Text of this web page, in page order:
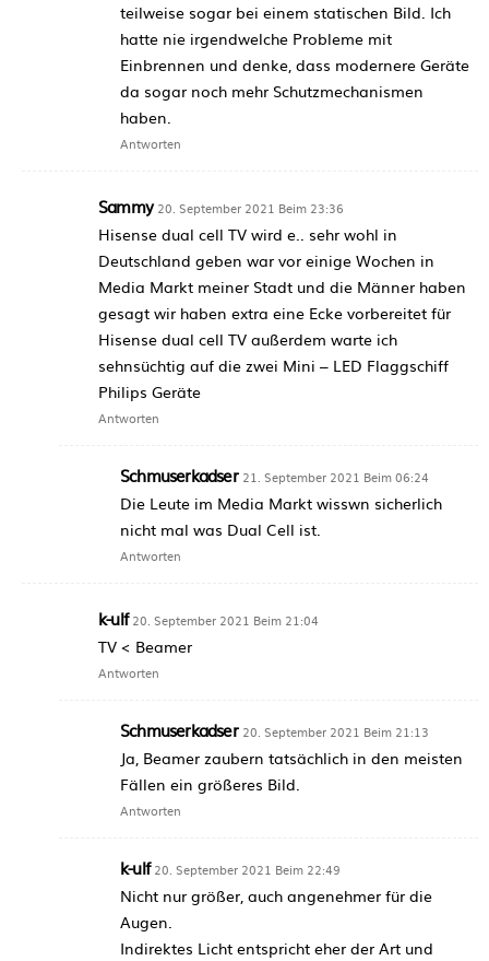
teilweise sogar bei einem statischen Bild. Ich
hatte nie irgendwelche Probleme mit
Einbrennen und denke, dass modernere Geräte
da sogar noch mehr Schutzmechanismen
haben.
Antworten
Sammy 20. September 2021 Beim 23:36
Hisense dual cell TV wird e.. sehr wohl in
Deutschland geben war vor einige Wochen in
Media Markt meiner Stadt und die Männer haben
gesagt wir haben extra eine Ecke vorbereitet für
Hisense dual cell TV außerdem warte ich
sehnsüchtig auf die zwei Mini – LED Flaggschiff
Philips Geräte
Antworten
Schmuserkadser 21. September 2021 Beim 06:24
Die Leute im Media Markt wisswn sicherlich
nicht mal was Dual Cell ist.
Antworten
k-ulf 20. September 2021 Beim 21:04
TV < Beamer
Antworten
Schmuserkadser 20. September 2021 Beim 21:13
Ja, Beamer zaubern tatsächlich in den meisten
Fällen ein größeres Bild.
Antworten
k-ulf 20. September 2021 Beim 22:49
Nicht nur größer, auch angenehmer für die
Augen.
Indirektes Licht entspricht eher der Art und